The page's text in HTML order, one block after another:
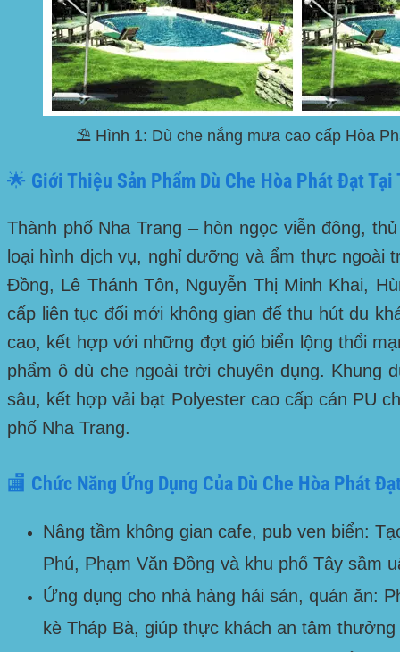
⛱️ Hình 1: Dù che nắng mưa cao cấp Hòa
🌟 Giới Thiệu Sản Phẩm Dù Che Hòa Phát Đạt Tại
Thành phố Nha Trang – hòn ngọc viễn đông,
loại hình dịch vụ, nghỉ dưỡng và ẩm thực
Đồng, Lê Thánh Tôn, Nguyễn Thị Minh Khai,
cấp liên tục đổi mới không gian để thu hút du
cao, kết hợp với những đợt gió biển lộng thổi
phẩm ô dù che ngoài trời chuyên dụng. Khung
sâu, kết hợp vải bạt Polyester cao cấp cán PU
phố Nha Trang.
🏬 Chức Năng Ứng Dụng Của Dù Che Hòa Phát
Nâng tầm không gian cafe, pub ven biển:
Phú, Phạm Văn Đồng và khu phố Tây sầm
Ứng dụng cho nhà hàng hải sản, quán ăn:
kè Tháp Bà, giúp thực khách an tâm